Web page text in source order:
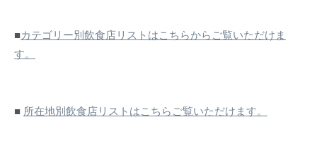
■カテゴリー別飲食店リストはこちらからご覧いただけま
す。
■ 所在地別飲食店リストはこちらご覧いただけます。